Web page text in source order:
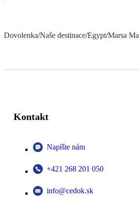
Dovolenka/Naše destinace/Egypt/Marsa
Kontakt
Napíšte nám
+421 268 201 050
info@cedok.sk